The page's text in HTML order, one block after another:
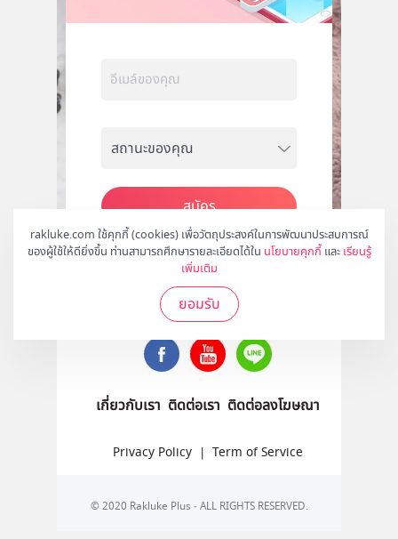
rakluke.com ใช้คุกกี้ (cookies) เพื่อวัตถุประสงค์ในการพัฒนาประสบการณ์
ของผู้ใช้ให้ดียิ่งขึ้น ท่านสามารถศึกษารายละเอียดได้ใน นโยบายคุกกี้ และ เรียนรู้
เพิ่มเติม
ยอมรับ
สมัคร
ติดตามเราได้ที่
เกี่ยวกับเรา ติดต่อเรา ติดต่อลงโฆษณา
Privacy Policy | Term of Service
© 2020 Rakluke Plus - ALL RIGHTS RESERVED.